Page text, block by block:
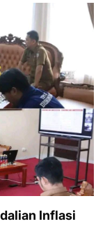
Inflasi